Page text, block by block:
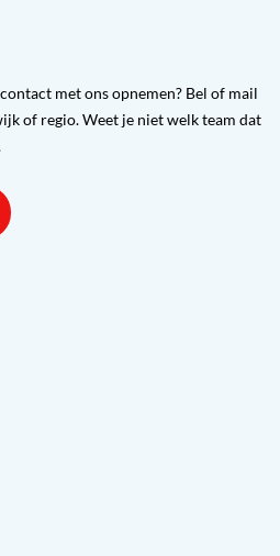
met ons opnemen? Bel of mail
of regio. Weet je niet welk team dat